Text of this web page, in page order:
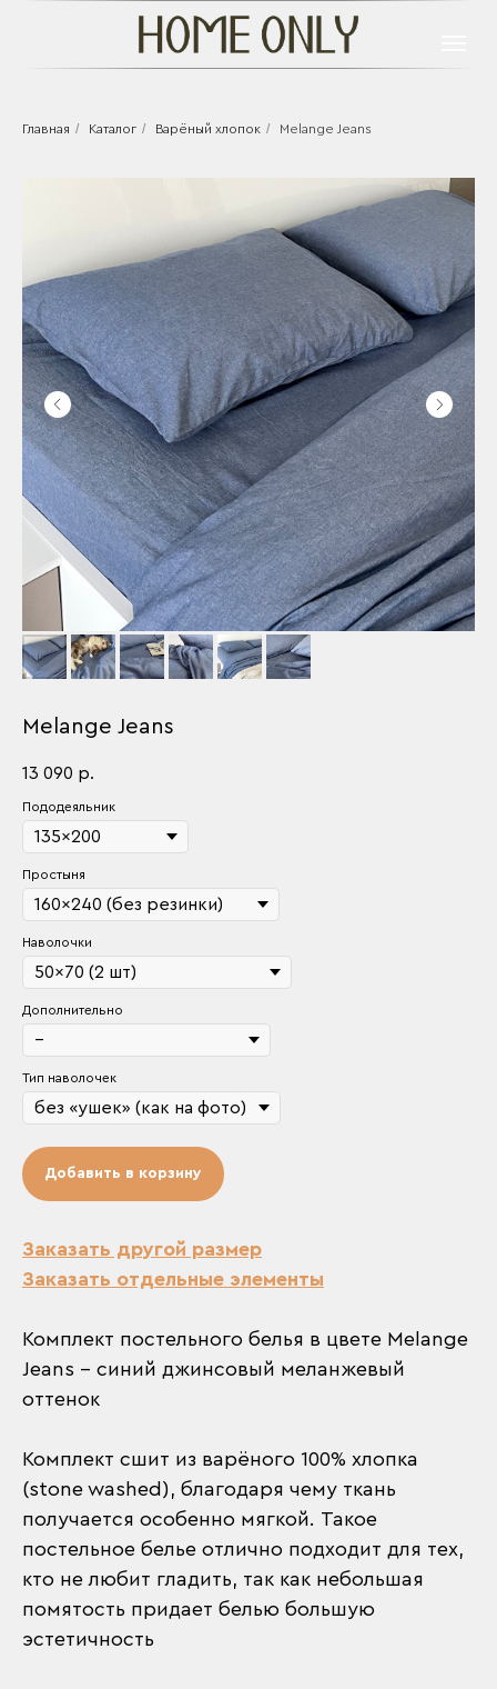
Главная / Каталог / Варёный хлопок / Melange Jeans
Melange Jeans
13 090 р.
Пододеяльник
Простыня
Наволочки
Дополнительно
Тип наволочек
Добавить в корзину
Заказать другой размер
Заказать отдельные элементы
Комплект постельного белья в цвете Melange
Jeans – синий джинсовый меланжевый
оттенок
Комплект сшит из варёного 100% хлопка
(stone washed), благодаря чему ткань
получается особенно мягкой. Такое
постельное белье отлично подходит для тех,
кто не любит гладить, так как небольшая
помятость придает белью большую
эстетичность